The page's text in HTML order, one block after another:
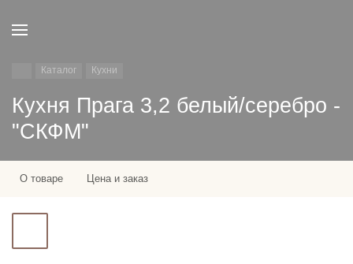
Каталог Кухни
Кухня Прага 3,2 белый/серебро -
"СКФМ"
О товаре Цена и заказ